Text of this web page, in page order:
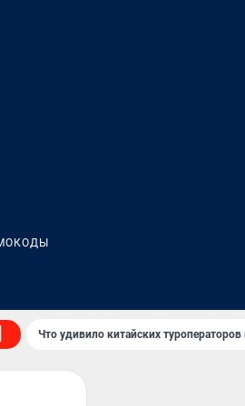
Что удивило китайских